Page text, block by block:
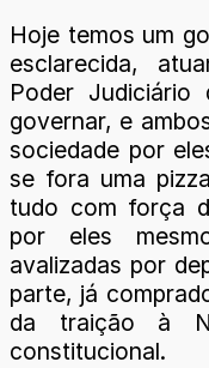
Hoje temos um
esclarecida,
Poder
governar, e
sociedade por
se fora uma
tudo com força
por eles
avalizadas por
parte, já
da traição à
constitucional.